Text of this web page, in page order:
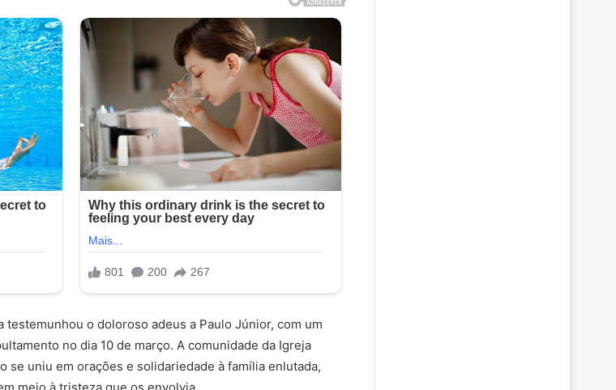
testemunhou o doloroso adeus a Paulo Júnior, com um
no dia 10 de março. A comunidade da Igreja
se uniu em orações e solidariedade à família enlutada,